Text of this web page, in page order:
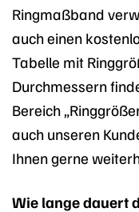
Ringmaßband
auch einen
Tabelle mit
Durchmessern
Bereich
auch unseren
Ihnen gerne
Wie lange dauert